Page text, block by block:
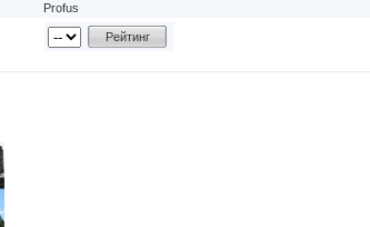
Profus